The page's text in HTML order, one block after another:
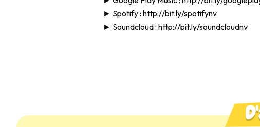
► Spotify : http://bit.ly/spotifynv
► Soundcloud : http://bit.ly/soundcloudnv